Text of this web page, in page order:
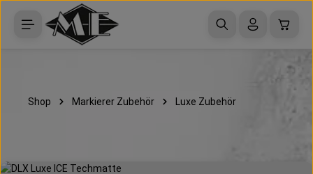
Zum Hauptinhalt springen
Shop Markierer Zubehör Luxe Zubehör
Bildergalerie überspringen